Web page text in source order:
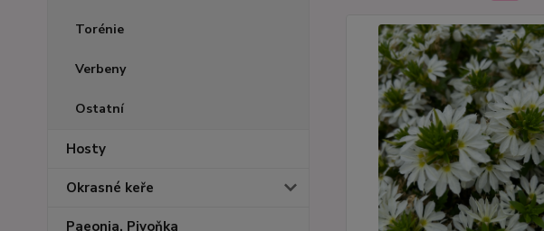
Torénie
Verbeny
Ostatní
Hosty
Okrasné keře
Paeonia, Pivoňka